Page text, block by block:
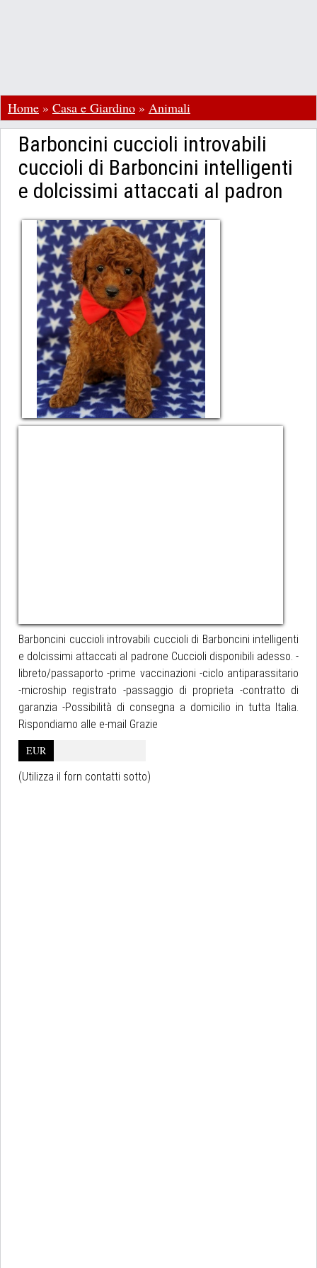
Home » Casa e Giardino » Animali
Barboncini cuccioli introvabili
cuccioli di Barboncini intelligenti
e dolcissimi attaccati al padron
Barboncini cuccioli introvabili cuccioli di Barboncini intelligenti
e dolcissimi attaccati al padrone Cuccioli disponibili adesso. -
libreto/passaporto -prime vaccinazioni -ciclo antiparassitario
-microship registrato -passaggio di proprieta -contratto di
garanzia -Possibilità di consegna a domicilio in tutta Italia.
Rispondiamo alle e-mail Grazie
EUR
(Utilizza il forn contatti sotto)